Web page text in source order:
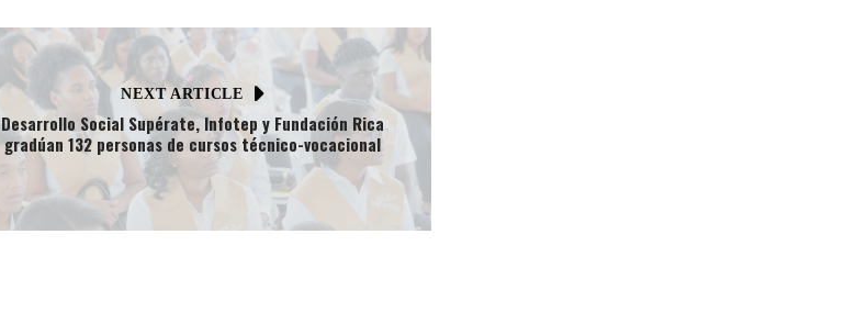
NEXT ARTICLE
Desarrollo Social Supérate, Infotep y Fundación Rica
gradúan 132 personas de cursos técnico-vocacional